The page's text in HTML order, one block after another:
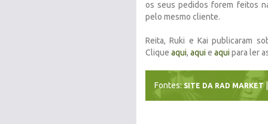
os seus pedidos forem feitos
pelo mesmo cliente.
Reita, Ruki e Kai publicaram
Clique aqui, aqui e aqui para ler
Fontes:SITE DA RAD MARKET